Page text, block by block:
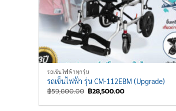
รถเข็นไฟฟ้าทุกรุ่น
รถเข็นไฟฟ้า รุ่น CM-112EBM (Upgrade)
฿59,800.00 Original
price
was:
฿28,500.00Current
is: